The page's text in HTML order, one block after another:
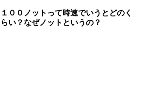
１００ノットって時速でいうとどのく
らい？なぜノットというの？